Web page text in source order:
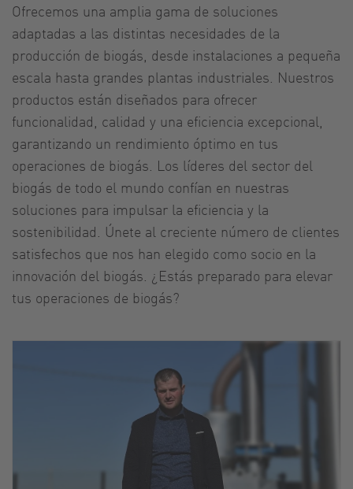
Ofrecemos una amplia gama de soluciones
adaptadas a las distintas necesidades de la
producción de biogás, desde instalaciones a pequeña
escala hasta grandes plantas industriales. Nuestros
productos están diseñados para ofrecer
funcionalidad, calidad y una eficiencia excepcional,
garantizando un rendimiento óptimo en tus
operaciones de biogás. Los líderes del sector del
biogás de todo el mundo confían en nuestras
soluciones para impulsar la eficiencia y la
sostenibilidad. Únete al creciente número de clientes
satisfechos que nos han elegido como socio en la
innovación del biogás. ¿Estás preparado para elevar
tus operaciones de biogás?